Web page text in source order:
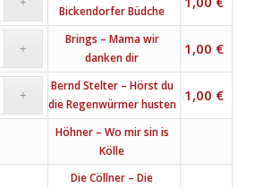
Bickendorfer Büdche
Brings – Mama wir
danken dir
1,00 €
Bernd Stelter – Hörst du
die Regenwürmer husten
1,00 €
Höhner – Wo mir sin is
Kölle
Die Cöllner – Die